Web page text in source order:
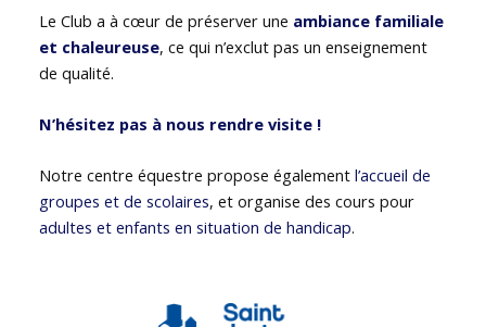
Le Club a à cœur de préserver une ambiance familiale
et chaleureuse, ce qui n’exclut pas un enseignement
de qualité.
N’hésitez pas à nous rendre visite !
Notre centre équestre propose égalementl’accueil de
groupes et de scolaires, et organise des cours pour
adultes et enfants en situation de handicap.